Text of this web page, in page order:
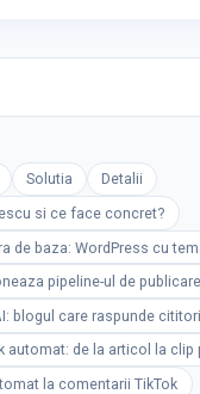
Solutia
Detalii
si ce face concret?
de baza: WordPress cu
pipeline-ul de
blogul care raspunde
automat: de la articol la clip
la comentarii TikTok